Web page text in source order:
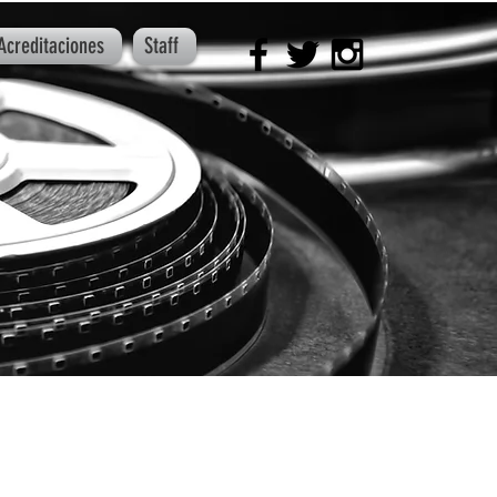
Staff